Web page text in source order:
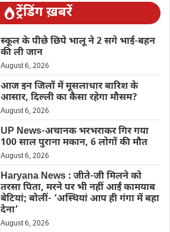
ट्रेंडिंग ख़बरें
स्कूल के पीछे छिपे भालू ने 2 सगे भाई-बहन
की ली जान
August 6, 2026
आज इन जिलों में मूसलाधार बारिश के
आसार, दिल्ली का कैसा रहेगा मौसम?
August 6, 2026
UP News-अचानक भरभराकर गिर गया
100 साल पुराना मकान, 6 लोगों की मौत
August 6, 2026
Haryana News : जीते-जी मिलने को
तरसा पिता, मरने पर भी नहीं आईं कामयाब
बेटियां; बोलीं- ‘अस्थियां आप ही गंगा में बहा
देना’
August 6, 2026